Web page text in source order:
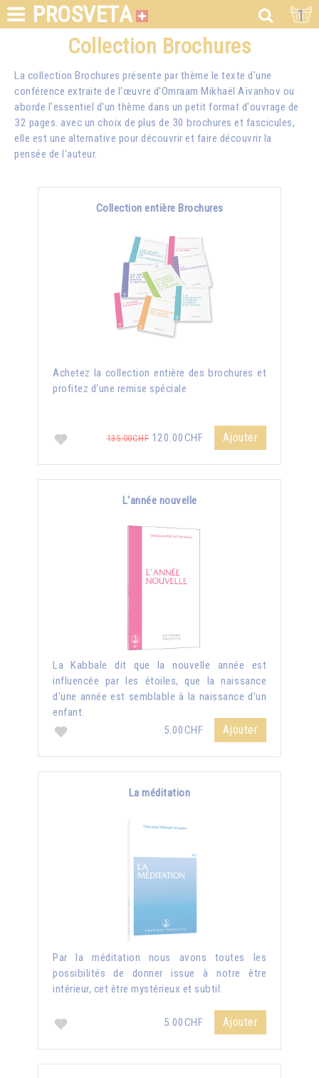
PROSVETA 1
Collection Brochures
La collection Brochures présente par thème le texte d'une
conférence extraite de l'œuvre d'Omraam Mikhaël Aïvanhov ou
aborde l'essentiel d'un thème dans un petit format d'ouvrage de
32 pages. avec un choix de plus de 30 brochures et fascicules,
elle est une alternative pour découvrir et faire découvrir la
pensée de l'auteur.
Collection entière Brochures
Achetez la collection entière des brochures et
profitez d'une remise spéciale
135.00CHF 120.00CHF Ajouter
L'année nouvelle
La Kabbale dit que la nouvelle année est
influencée par les étoiles, que la naissance
d'une année est semblable à la naissance d'un
enfant.
5.00CHF
Ajouter
La méditation
Par la méditation nous avons toutes les
possibilités de donner issue à notre être
intérieur, cet être mystérieux et subtil.
5.00CHF Ajouter